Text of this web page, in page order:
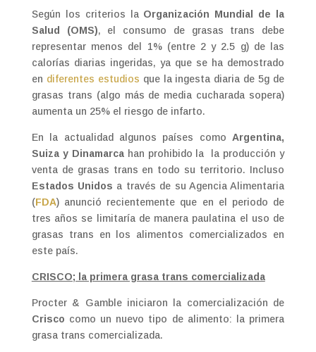
Según los criterios laOrganización Mundial de la
Salud (OMS), el consumo de grasas trans debe
representar menos del 1% (entre 2 y 2.5 g) de las
calorías diarias ingeridas, ya que se ha demostrado
en diferentes estudios que la ingesta diaria de 5g de
grasas trans (algo más de media cucharada sopera)
aumenta un 25% el riesgo de infarto.
En la actualidad algunos países como Argentina,
Suiza y Dinamarcahan prohibido la la producción y
venta de grasas trans en todo su territorio. Incluso
Estados Unidos a través de su Agencia Alimentaria
(FDA) anunció recientemente que en el periodo de
tres años se limitaría de manera paulatina el uso de
grasas trans en los alimentos comercializados en
este país.
CRISCO; la primera grasa trans comercializada
Procter & Gamble iniciaron la comercialización de
Crisco como un nuevo tipo de alimento: la primera
grasa trans comercializada.